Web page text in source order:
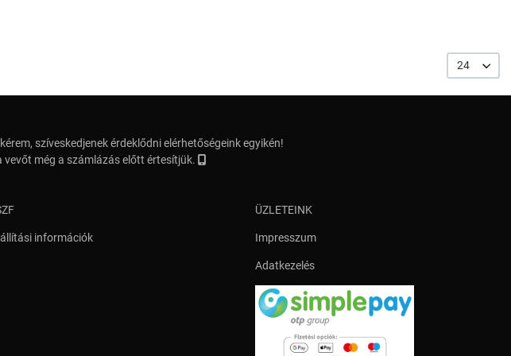
24
szíveskedjenek érdeklődni elérhetőségeink egyikén!
még a számlázás előtt értesítjük.
információk
ÜZLETEINK
Impresszum
Adatkezelés